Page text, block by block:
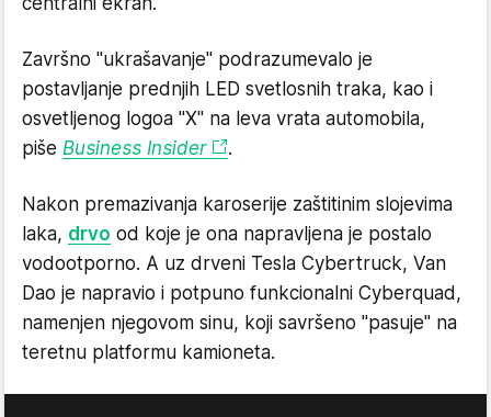
Završno "ukrašavanje" podrazumevalo je
postavljanje prednjih LED svetlosnih traka, kao i
osvetljenog logoa "X" na leva vrata automobila,
piše Business Insider .
Nakon premazivanja karoserije zaštitinim slojevima
laka, drvo od koje je ona napravljena je postalo
vodootporno. A uz drveni Tesla Cybertruck, Van
Dao je napravio i potpuno funkcionalni Cyberquad,
namenjen njegovom sinu, koji savršeno "pasuje" na
teretnu platformu kamioneta.